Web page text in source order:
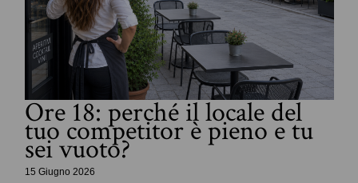
Ore 18: perché il locale del
tuo competitor è pieno e tu
sei vuoto?
15 Giugno 2026